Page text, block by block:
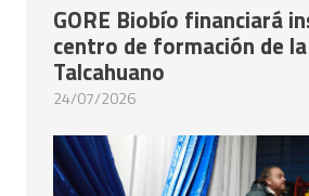
GORE Biobío financiará
centro de formación de
Talcahuano
24/07/2026